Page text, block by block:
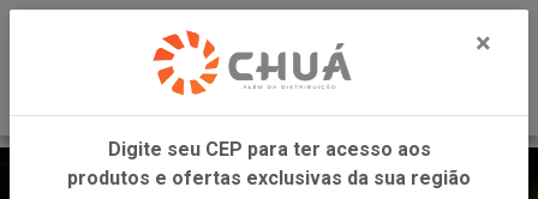
×
Digite seu CEP para ter acesso aos
produtos e ofertas exclusivas da sua região